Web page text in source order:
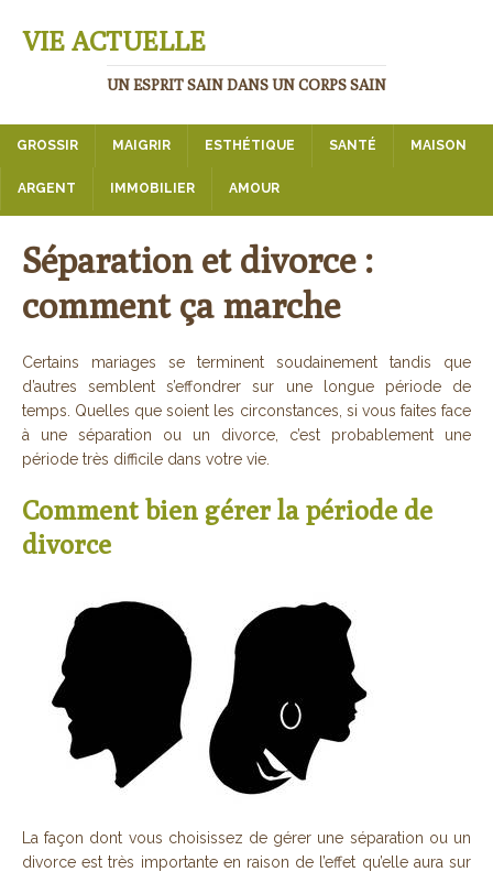
VIE ACTUELLE
UN ESPRIT SAIN DANS UN CORPS SAIN
GROSSIR MAIGRIR ESTHÉTIQUE SANTÉ MAISON
ARGENT IMMOBILIER AMOUR
Séparation et divorce :
comment ça marche
Certains mariages se terminent soudainement tandis que
d’autres semblent s’effondrer sur une longue période de
temps. Quelles que soient les circonstances, si vous faites face
à une séparation ou un divorce, c’est probablement une
période très difficile dans votre vie.
Comment bien gérer la période de
divorce
La façon dont vous choisissez de gérer une séparation ou un
divorce est très importante en raison de l’effet qu’elle aura sur